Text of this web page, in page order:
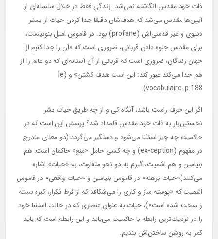
ذات خود مقدس انگاشته نمی‌شد. زندگی فقط در خلال سلسله‌ای از
آیین‌ها مقدس می‌شد كه هدف‌شان دقیقا جدا كردن حیات از بستر
دنیوی و غیر قدسی‌اش (profane) بود. در قاموس امیل بنونیست،
برای مقدس جلوه دادن قربانی، ضروری است كه «آن را جدا كنیم از
جهان زندگان، ضروری است كه قربانی از آن آستانه‌ای كه دو عالم را از
هم جدا می‌كند عبور كند: این است هدف كشتن» و (le
vocabulaire, p.188).
اگر این حرف راست باشد، آنگاه كی و از چه طریق حیات بشر
نخستین‌بار به ذات خود مقدس قلمداد شد؟ پرسش این است كه در
حاكمیت چه چیز استثنا می‌شود و دستگیر می‌گردد (دو معنای مندرج
در مفهوم (ex-ception) و چه كسی حامل «منع» حاكمان است. هم
بنیامین و هم اشمیت، گیرم به دو نحو متفاوت، به «حیات» اشاره
می‌كنند(«حیات برهنه» در قاموس بنیامین و «حیات واقعی» در قاموس
اشمیت كه «پوسته ساز و كاری را می‌شكافد كه از فرط تكرار، كبره بسته
و سخت شده است»)،‌ حیات به عنوان عنصری كه در حالت استثنا خود
را در نزدیك‌ترین رابطه با حاكمیت می‌یابد و این رابطه است كه باید
كمر به روشن ساختن‌اش بندیم.